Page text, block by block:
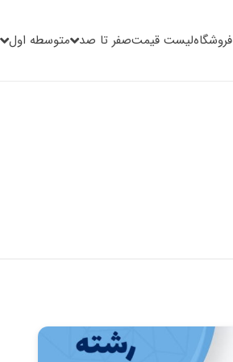
فروشگاهلیست قیمتصفر تا صد متوسطه اول